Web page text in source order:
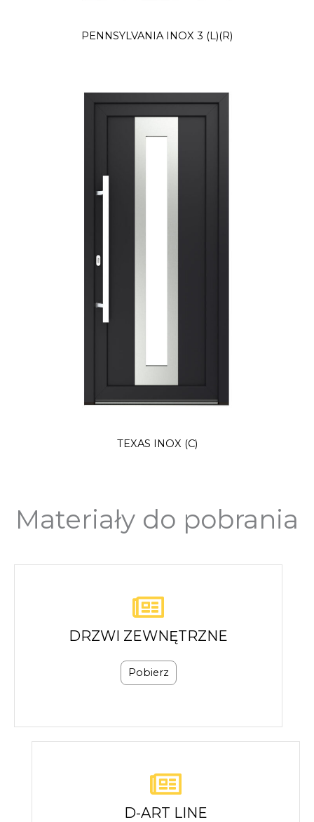
PENNSYLVANIA INOX 3 (L)(R)
TEXAS INOX (C)
Materiały do pobrania
DRZWI ZEWNĘTRZNE
Pobierz
D-ART LINE